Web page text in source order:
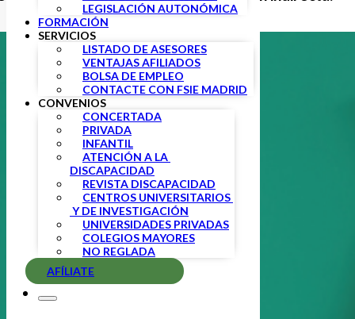
LEGISLACIÓN AUTONÓMICA
FORMACIÓN
SERVICIOS
LISTADO DE ASESORES
VENTAJAS AFILIADOS
BOLSA DE EMPLEO
CONTACTE CON FSIE MADRID
CONVENIOS
CONCERTADA
PRIVADA
INFANTIL
ATENCIÓN A LA
DISCAPACIDAD
REVISTA DISCAPACIDAD
CENTROS UNIVERSITARIOS
Y DE INVESTIGACIÓN
UNIVERSIDADES PRIVADAS
COLEGIOS MAYORES
NO REGLADA
AFÍLIATE